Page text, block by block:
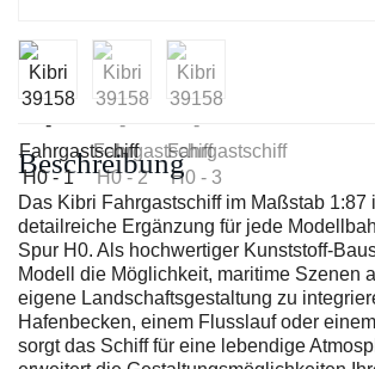
Beschreibung
Das Kibri Fahrgastschiff im Maßstab 1:87
detailreiche Ergänzung für jede
Spur H0. Als hochwertiger Kunststoff-
Modell die Möglichkeit, maritime Szenen
eigene Landschaftsgestaltung zu
Hafenbecken, einem Flusslauf oder
sorgt das Schiff für eine lebendige